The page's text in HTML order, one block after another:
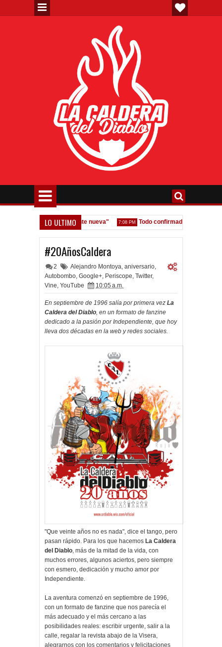
LO ULTIMO
y que venga gente nueva" 7:08 PM Todo confirmado en la Copa
#20AñosCaldera
2 Alejandro Montoya, aniversario,
Autobombo, Google+, Periscope, Twitter,
Vine, YouTube 10:05 a.m.
En septiembre de 1996 salía por primera vez La
Caldera del Diablo, en un formato de fanzine
dedicado a la pasión por Independiente, que hoy
lleva dos décadas en la web y redes sociales.
"Que veinte años no es nada", dice el tango, pero
pasan rápido. Para los que hacemos La Caldera
del Diablo, más de la mitad de la vida, con
muchos errores, algunos aciertos, pero siempre
con esmero, dedicación y mucho amor por
Independiente.
La aventura comenzó en septiembre de 1996,
con un formato de fanzine que nos parecía el
más adecuado y el más cercano a las
posibilidades reales: escribir urgente, salir a la
calle, regalar la revista abajo de la Visera,
alegrarnos con los comentarios y felicitaciones